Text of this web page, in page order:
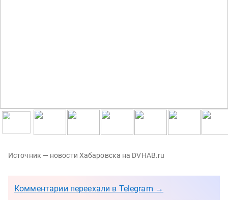
Источник — новости Хабаровска на DVHAB.ru
Комментарии переехали в Telegram →